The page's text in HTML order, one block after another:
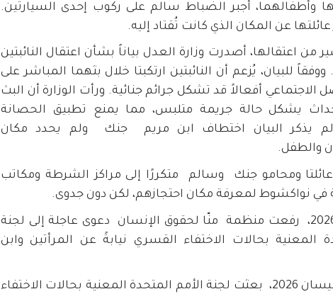
وأطفالهما، أجبر الضباط سالم على ركوب إحدى السيارتين.
عن المكان الذي كانت تُقتاد إليه.
من اعتقالها، أصدرت وزارة العدل بياناً بشأن اعتقال النائبتين
للبيان، يُزعم أن النائبتين ارتكبتا خلال بثهما المباشر على
الاجتماعي أفعالاً قد تشكل جرائم جنائية. ورأت الوزارة أن البث
يشكل حالة جريمة متلبس، مما يمنع تطبيق الحصانة
ولم يذكر البيان اختطاف ابن مريم جنك ولم يحدد مكان
والطفل.
ومحامو جنك وسالم متكررًا إلى مراكز الشرطة ومكاتب
في نواكشوط لمعرفة مكان احتجازهم، لكن دون جدوى.
في 16 أبريل 2026، رفعت منظمة منّا لحقوق الإنسان دعوى عاجلة إلى لجنة
المعنية بحالات الاختفاء القسري نيابةً عن المرأتين وابن
في 20 أبريل/نيسان 2026، بعثت لجنة الأمم المتحدة المعنية بحالات الاختفاء